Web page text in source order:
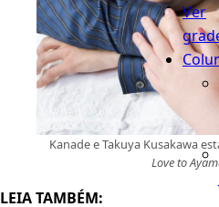
Ver
Kanade e Takuya Kusakawa
Love to
LEIA TAMBÉM: